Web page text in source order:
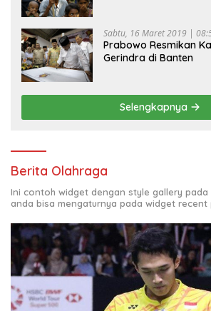
Sabtu, 16 Maret 2019 |
Prabowo Resmikan
Gerindra di Banten
Selengkapnya
Berita Olahraga
Ini contoh widget dengan style gallery pada
anda bisa mengaturnya pada widget recent